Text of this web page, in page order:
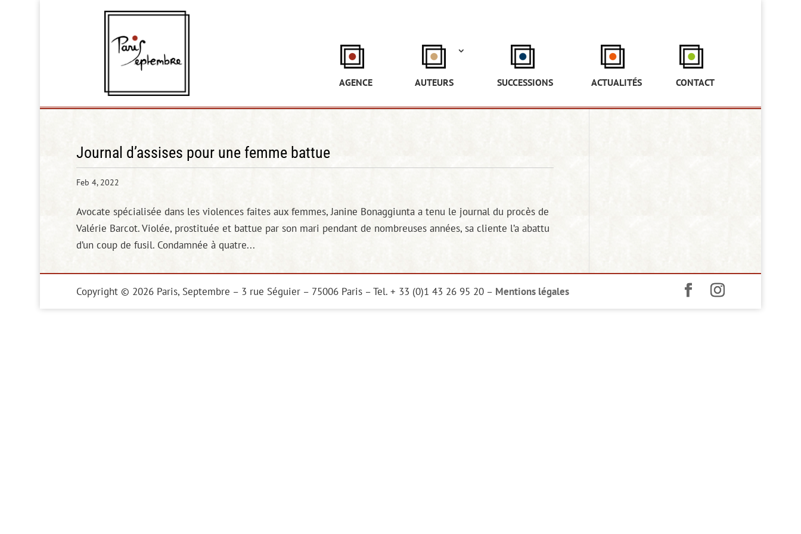
AGENCE AUTEURS SUCCESSIONS ACTUALITÉS CONTACT
Journal d’assises pour une femme battue
Feb 4, 2022
Avocate spécialisée dans les violences faites aux femmes, Janine Bonaggiunta a tenu le journal du procès de
Valérie Barcot. Violée, prostituée et battue par son mari pendant de nombreuses années, sa cliente l’a abattu
d’un coup de fusil. Condamnée à quatre...
Copyright © 2026 Paris, Septembre – 3 rue Séguier – 75006 Paris – Tel. + 33 (0)1 43 26 95 20 – Mentions légales